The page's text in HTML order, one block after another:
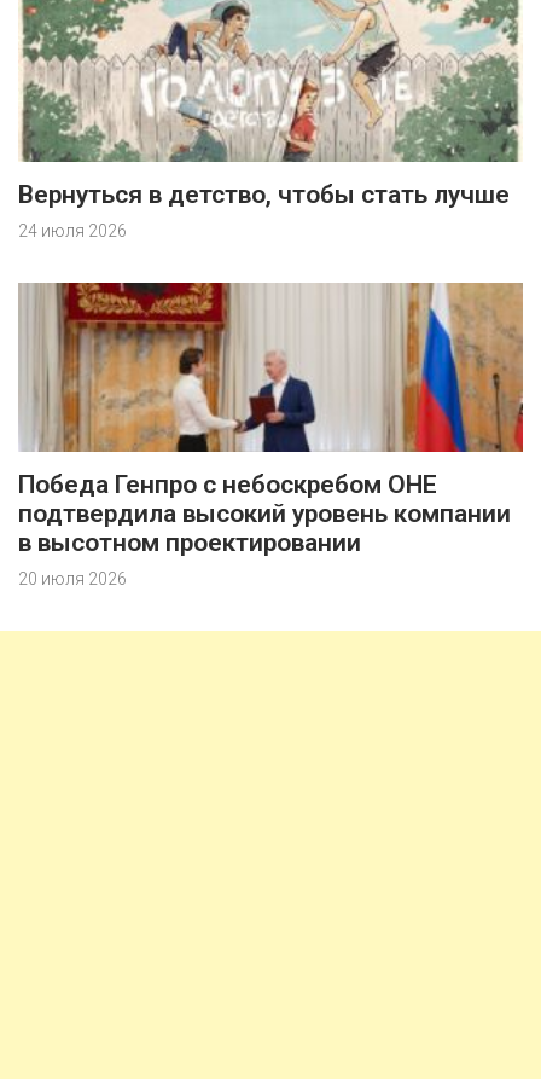
Вернуться в детство, чтобы стать лучше
24 июля 2026
Победа Генпро с небоскребом ОНЕ
подтвердила высокий уровень компании
в высотном проектировании
20 июля 2026